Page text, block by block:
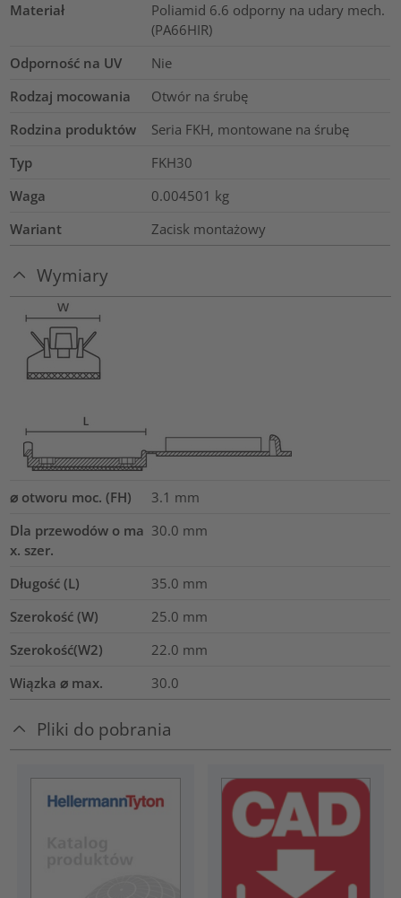
Materiał
Poliamid 6.6 odporny na udary mech.
(PA66HIR)
Odporność na UV
Nie
Rodzaj mocowania
Otwór na śrubę
Rodzina produktów
Seria FKH, montowane na śrubę
Typ
FKH30
Waga
0.004501 kg
Wariant
Zacisk montażowy
Wymiary
⌀ otworu moc. (FH)
3.1 mm
Dla przewodów o ma
x. szer.
30.0 mm
Długość (L) 35.0 mm
Szerokość (W)
25.0 mm
Szerokość(W2)
22.0 mm
Wiązka ⌀ max.
30.0
Pliki do pobrania